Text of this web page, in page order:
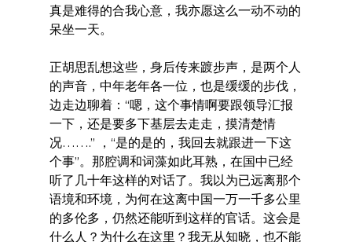
真是难得的合我心意，我亦愿这么一动不动的
呆坐一天。
正胡思乱想这些，身后传来踱步声，是两个人
的声音，中年老年各一位，也是缓缓的步伐，
边走边聊着：“嗯，这个事情啊要跟领导汇报
一下，还是要多下基层去走走，摸清楚情
况…….” ，“是的是的，我回去就跟进一下这
个事”。那腔调和词藻如此耳熟，在国中已经
听了几十年这样的对话了。我以为已远离那个
语境和环境，为何在这离中国一万一千多公里
的多伦多，仍然还能听到这样的官话。这会是
什么人？为什么在这里？我无从知晓，也不能